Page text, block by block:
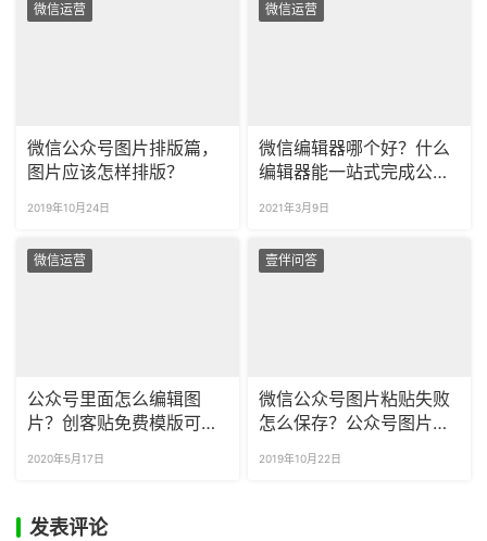
微信运营
微信公众号图片排版篇，
图片应该怎样排版？
2019年10月24日
微信运营
微信编辑器哪个好？什么
编辑器能一站式完成公众
2021年3月9日
微信运营
公众号里面怎么编辑图
片？创客贴免费模版可以
2020年5月17日
壹伴问答
微信公众号图片粘贴失败
怎么保存？公众号图片不
2019年10月22日
发表评论